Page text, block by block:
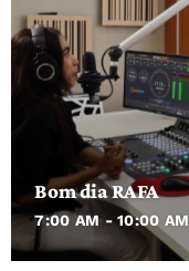
Bom dia RAFA
7:00 AM - 10:00 AM